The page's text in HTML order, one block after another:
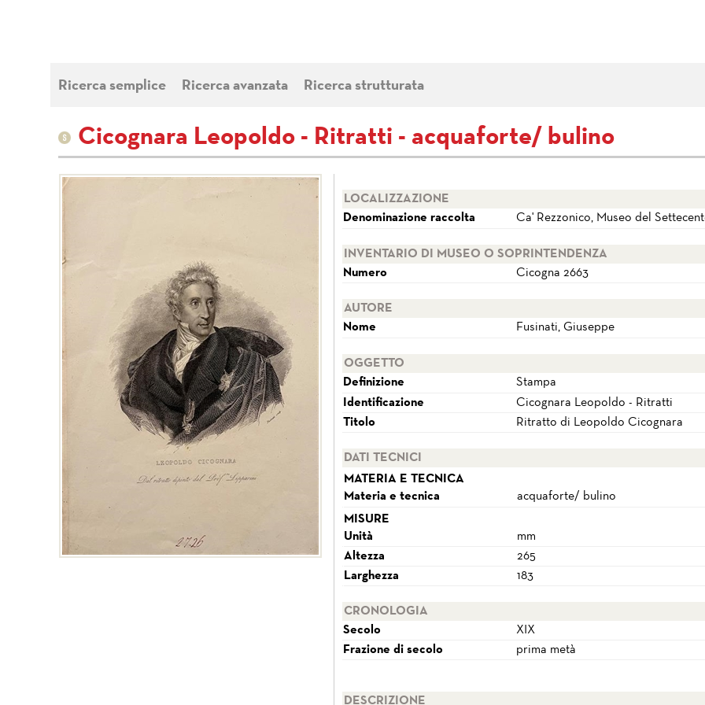
Ricerca semplice Ricerca avanzata Ricerca strutturata
Cicognara Leopoldo - Ritratti - acquaforte/ bulino
LOCALIZZAZIONE
Denominazione raccolta
Ca' Rezzonico, Museo del
INVENTARIO DI MUSEO O SOPRINTENDENZA
Numero
Cicogna 2663
AUTORE
Nome
Fusinati, Giuseppe
OGGETTO
Definizione
Stampa
Identificazione
Cicognara Leopoldo - Ritratti
Titolo
Ritratto di Leopoldo Cicognara
DATI TECNICI
MATERIA E TECNICA
Materia e tecnica
acquaforte/ bulino
MISURE
Unità
mm
Altezza
265
Larghezza
183
CRONOLOGIA
Secolo
XIX
Frazione di secolo
prima metà
DESCRIZIONE